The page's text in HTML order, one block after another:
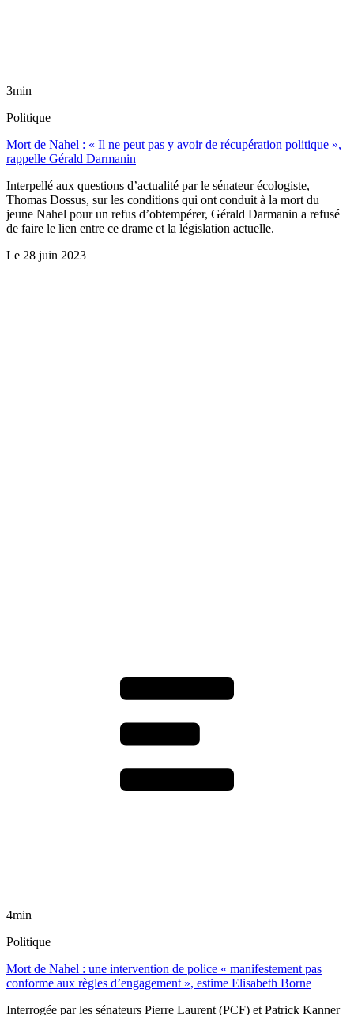
3min
Politique
Mort de Nahel : « Il ne peut pas y avoir de récupération politique »,
rappelle Gérald Darmanin
Interpellé aux questions d’actualité par le sénateur écologiste,
Thomas Dossus, sur les conditions qui ont conduit à la mort du
jeune Nahel pour un refus d’obtempérer, Gérald Darmanin a refusé
de faire le lien entre ce drame et la législation actuelle.
Le 28 juin 2023
4min
Politique
Mort de Nahel : une intervention de police « manifestement pas
conforme aux règles d’engagement », estime Elisabeth Borne
Interrogée par les sénateurs Pierre Laurent (PCF) et Patrick Kanner